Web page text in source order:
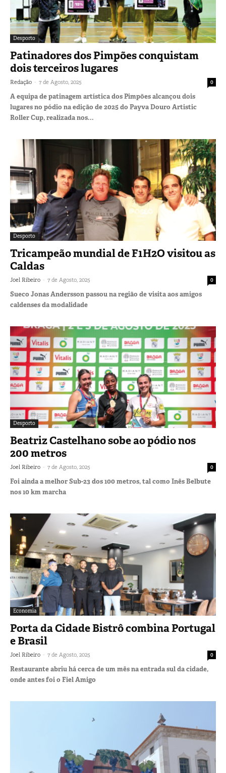
Desporto
Patinadores dos Pimpões conquistam
dois terceiros lugares
Redação - 7 de Agosto, 2025 0
A equipa de patinagem artística dos Pimpões alcançou dois
lugares no pódio na edição de 2025 do Payva Douro Artistic
Roller Cup, realizada nos...
Desporto
Tricampeão mundial de F1H2O visitou as
Caldas
Joel Ribeiro - 7 de Agosto, 2025 0
Sueco Jonas Andersson passou na região de visita aos amigos
caldenses da modalidade
Desporto
Beatriz Castelhano sobe ao pódio nos
200 metros
Joel Ribeiro - 7 de Agosto, 2025 0
Foi ainda a melhor Sub-23 dos 100 metros, tal como Inês Belbute
nos 10 km marcha
Economia
Porta da Cidade Bistrô combina Portugal
e Brasil
Joel Ribeiro - 7 de Agosto, 2025 0
Restaurante abriu há cerca de um mês na entrada sul da cidade,
onde antes foi o Fiel Amigo